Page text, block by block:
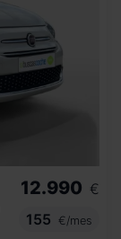
12.990 €
155
€/mes